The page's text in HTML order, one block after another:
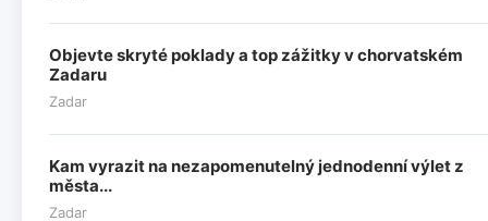
Objevte skryté poklady a top zážitky v chorvatském
Zadaru
Zadar
Kam vyrazit na nezapomenutelný jednodenní výlet z
města...
Zadar